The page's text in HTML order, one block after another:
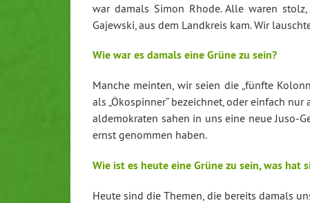
war damals Simon Rhode. Alle waren
Gajewski, aus dem Landkreis kam. Wir
Wie war es damals eine Grüne zu sein?
Manche meinten, wir seien die „fünfte
als „Öko­s­pin­ner“ be­zeich­net, oder einfach
al­de­mo­kra­ten sahen in uns eine neue Ju­so-
ernst genommen haben.
Wie ist es heute eine Grüne zu sein, was hat
Heute sind die Themen, die bereits damals